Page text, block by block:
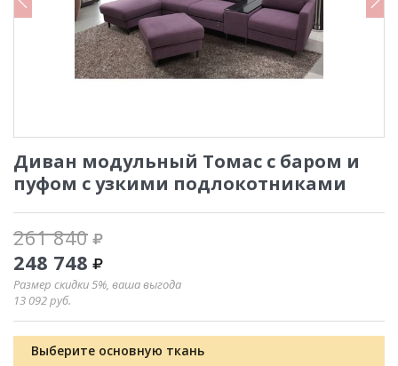
Диван модульный Томас с баром и
пуфом с узкими подлокотниками
261 840
248 748
Размер скидки 5%, ваша выгода
13 092руб.
Выберите основную ткань